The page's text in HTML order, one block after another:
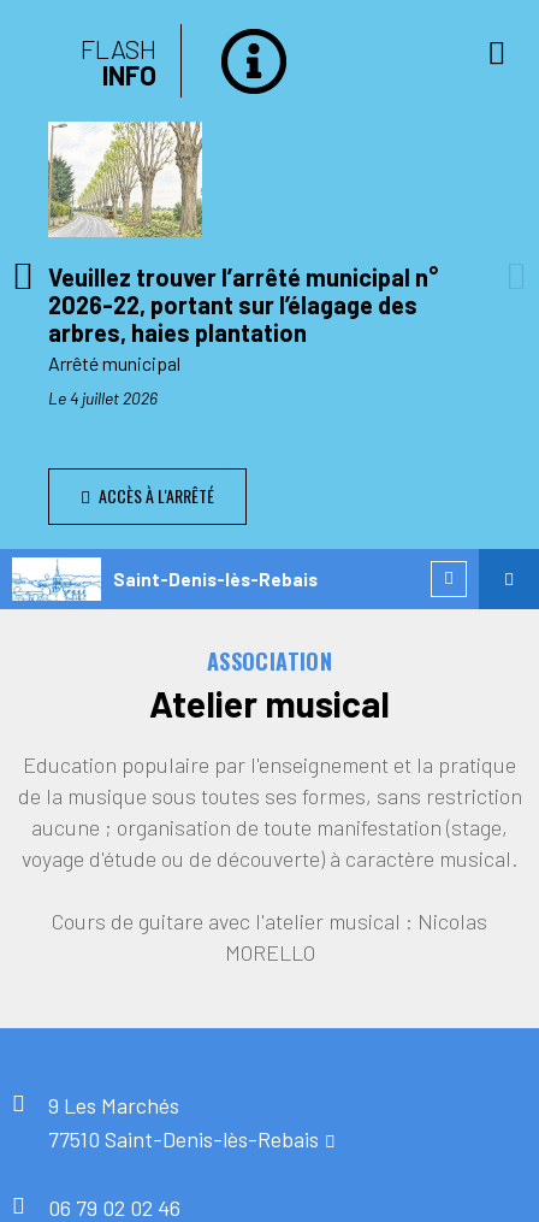
FLASH
INFO
Veuillez trouver l’arrêté municipal n°
2026-22, portant sur l’élagage des
arbres, haies plantation
Arrêté municipal
Le 4 juillet 2026
ACCÈS À L'ARRÊTÉ
Saint-Denis-lès-Rebais
ASSOCIATION
Atelier musical
Education populaire par l'enseignement et la pratique
de la musique sous toutes ses formes, sans restriction
aucune ; organisation de toute manifestation (stage,
voyage d'étude ou de découverte) à caractère musical.
Cours de guitare avec l'atelier musical : Nicolas
MORELLO
9 Les Marchés
77510 Saint-Denis-lès-Rebais
06 79 02 02 46